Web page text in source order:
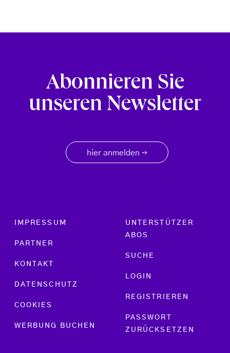
Abonnieren Sie
unseren Newsletter
hier anmelden →
Footer menu
IMPRESSUM
PARTNER
KONTAKT
DATENSCHUTZ
COOKIES
WERBUNG BUCHEN
UNTERSTÜTZER
ABOS
SUCHE
LOGIN
REGISTRIEREN
PASSWORT
ZURÜCKSETZEN